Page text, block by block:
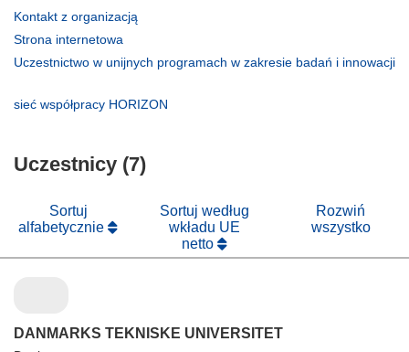
Kontakt z organizacją
oknie)
Strona internetowa
otworzy
Uczestnictwo w unijnych programach w zakresie badań i innowacji
otworzy
nowym
sieć współpracy HORIZON
Uczestnicy (7)
Sortuj
alfabetycznie
Sortuj według
wkładu UE
netto
Rozwiń
wszystko
DANMARKS TEKNISKE UNIVERSITET